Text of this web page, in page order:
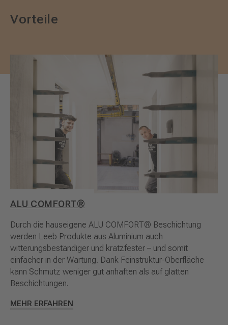
Vorteile
ALU COMFORT®
Durch die hauseigene ALU COMFORT® Beschichtung
werden Leeb Produkte aus Aluminium auch
witterungsbeständiger und kratzfester – und somit
einfacher in der Wartung. Dank Feinstruktur-Oberfläche
kann Schmutz weniger gut anhaften als auf glatten
Beschichtungen.
MEHR ERFAHREN